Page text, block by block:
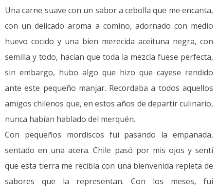
Una carne suave con un sabor a cebolla que me encanta,
con un delicado aroma a comino, adornado con medio
huevo cocido y una bien merecida aceituna negra, con
semilla y todo, hacían que toda la mezcla fuese perfecta,
sin embargo, hubo algo que hizo que cayese rendido
ante este pequeño manjar. Recordaba a todos aquellos
amigos chilenos que, en estos años de departir culinario,
nunca habían hablado del merquén.
Con pequeños mordiscos fui pasando la empanada,
sentado en una acera. Chile pasó por mis ojos y sentí
que esta tierra me recibía con una bienvenida repleta de
sabores que la representan. Con los meses, fui